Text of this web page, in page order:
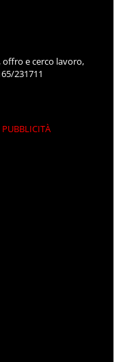
offro e cerco lavoro,
231711